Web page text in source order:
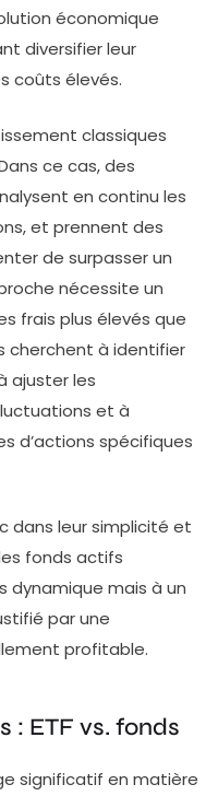
économique
diversifier leur
coûts élevés.
classiques
ce cas, des
en continu les
et prennent des
de surpasser un
nécessite un
frais plus élevés que
cherchent à identifier
ajuster les
et à
d’actions spécifiques
dans leur simplicité et
fonds actifs
mais à un
par une
profitable.
: ETF vs. fonds
significatif en matière